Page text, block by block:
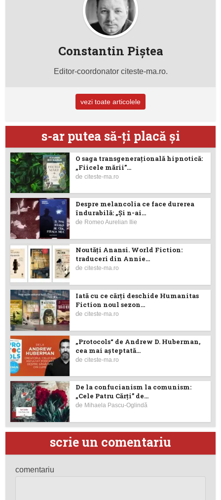
Constantin Piştea
Editor-coordonator citeste-ma.ro.
vezi toate articolele
s-ar putea să-ţi placă şi
O saga transgenerațională hipnotică:
„Fiicele mării”...
deciteste-ma.ro
Despre melancolia ce face durerea
îndurabilă: „Și n-ai...
de Romeo Aurelian Ilie
Noutăţi Anansi. World Fiction:
traduceri din Annie...
deciteste-ma.ro
Iată cu ce cărţi deschide Humanitas
Fiction noul sezon...
deciteste-ma.ro
„Protocols“ de Andrew D. Huberman,
cea mai așteptată...
deciteste-ma.ro
De la confucianism la comunism:
„Cele Patru Cărți” de...
de Mihaela Pascu-Oglindă
scrie un comentariu
comentariu